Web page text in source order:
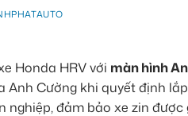
Honda HRV với màn hình
Anh Cường khi quyết định
nghiệp, đảm bảo xe zin